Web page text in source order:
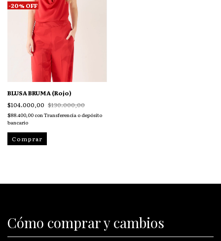
-20% OFF
BLUSA BRUMA (Rojo)
$104.000,00 $130.000,00
$88.400,00 con Transferencia o depósito
bancario
Comprar
Cómo comprar y cambios